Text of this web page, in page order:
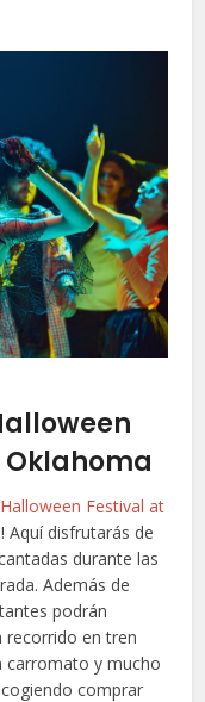
Oklahoma
Halloween Festival at
Aquí disfrutarás de
durante las
Además de
podrán
recorrido en tren
carromato y mucho
comprar